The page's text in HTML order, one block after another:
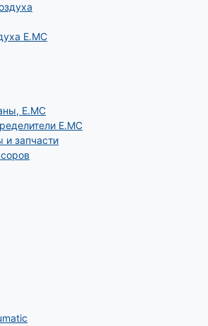
E.MC
Е.МС
E.MC
и запчасти